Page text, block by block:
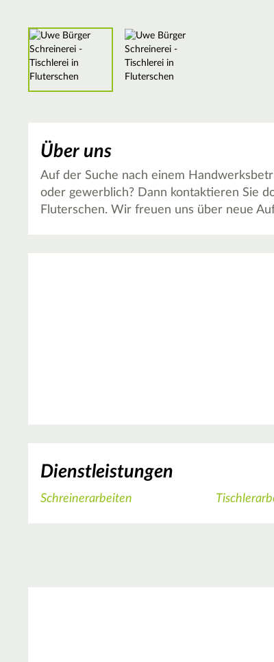
Über uns
Auf der Suche nach einem
oder gewerblich? Dann kontaktieren Sie
Fluterschen. Wir freuen uns über neue
Dienstleistungen
Schreinerarbeiten